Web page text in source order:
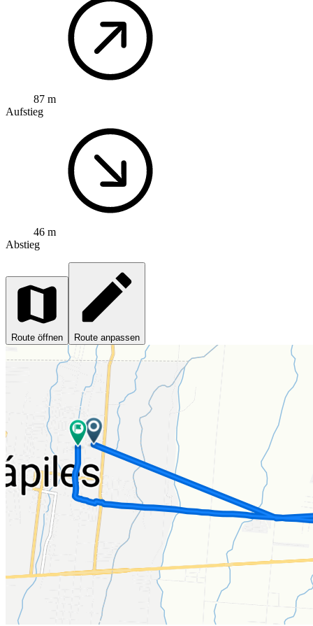
87 m
Aufstieg
46 m
Abstieg
Route öffnen Route anpassen